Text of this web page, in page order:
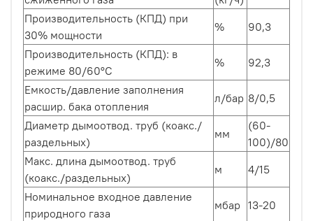
Производительность (КПД) при
30% мощности
%
90,3
Производительность (КПД): в
режиме 80/60°С
%
92,3
Емкость/давление заполнения
расшир. бака отопления
л/бар 8/0,5
Диаметр дымоотвод. труб (коакс./
раздельных)
мм
(60-
100)/80
Макс. длина дымоотвод. труб
(коакс./раздельных)
м
4/15
Номинальное входное давление
природного газа
мбар 13-20